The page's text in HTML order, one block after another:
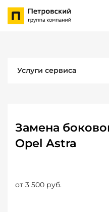
Услуги сервиса
Замена
Opel Astra
от 3 500 руб.